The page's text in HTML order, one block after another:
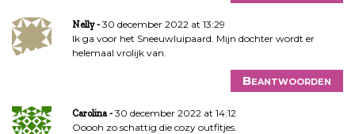
Nelly
30 december 2022 at 13:29
Ik ga voor het Sneeuwluipaard. Mijn dochter wordt er
helemaal vrolijk van.
Beantwoorden
Carolina
30 december 2022 at 14:12
Ooooh zo schattig die cozy outfitjes.